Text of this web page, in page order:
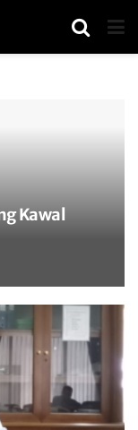
Kawal